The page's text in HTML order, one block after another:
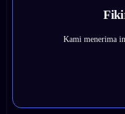
Kami menerima
Dengan sanggup
Dengan melangkah